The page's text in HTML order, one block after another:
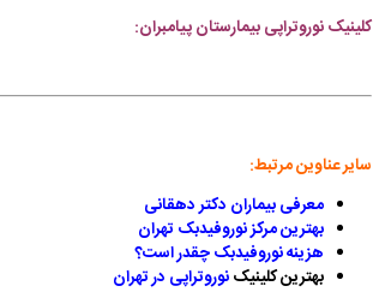
کلینیک نوروتراپی بیمارستان پیامبران:
سایر عناوین مرتبط:
معرفی بیماران دکتر دهقانی
بهترین مرکز نوروفیدبک تهران
هزینه نوروفیدبک چقدر است؟
بهترین کلینیکنوروتراپی در تهران